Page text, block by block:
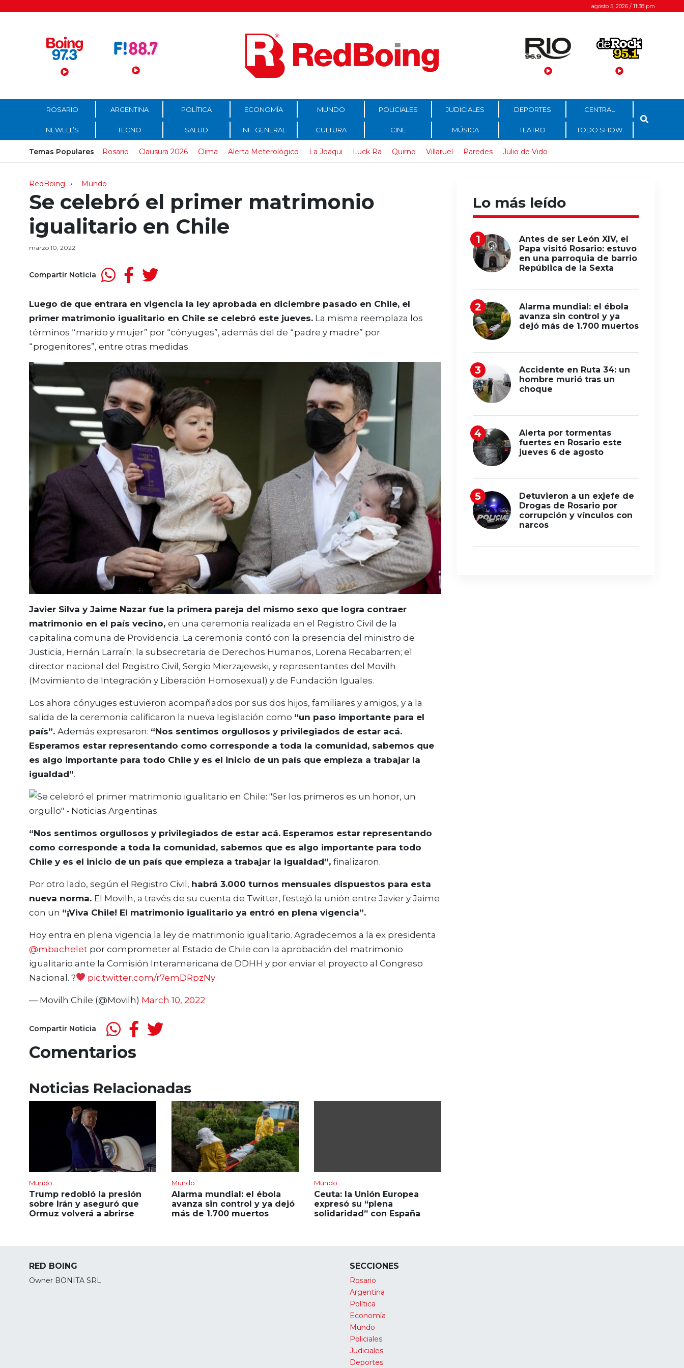
Menú Principal agosto 5, 2026 / 11:38 pm
ROSARIO ARGENTINA POLÍTICA ECONOMÍA MUNDO POLICIALES JUDICIALES DEPORTES CENTRAL
NEWELL’S TECNO SALUD INF. GENERAL CULTURA CINE MÚSICA TEATRO TODO SHOW
Temas Populares Rosario Clausura 2026 Clima Alerta Meterológico La Joaqui Luck Ra Quirno Villaruel Paredes Julio de Vido
RedBoing Mundo
Se celebró el primer matrimonio
igualitario en Chile
marzo 10, 2022
Compartir Noticia
Luego de que entrara en vigencia la ley aprobada en diciembre pasado en Chile, el
primer matrimonio igualitario en Chile se celebró este jueves. La misma reemplaza los
términos “marido y mujer” por “cónyuges”, además del de “padre y madre” por
“progenitores”, entre otras medidas.
Javier Silva y Jaime Nazar fue la primera pareja del mismo sexo que logra contraer
matrimonio en el país vecino, en una ceremonia realizada en el Registro Civil de la
capitalina comuna de Providencia. La ceremonia contó con la presencia del ministro de
Justicia, Hernán Larraín; la subsecretaria de Derechos Humanos, Lorena Recabarren; el
director nacional del Registro Civil, Sergio Mierzajewski, y representantes del Movilh
(Movimiento de Integración y Liberación Homosexual) y de Fundación Iguales.
Los ahora cónyuges estuvieron acompañados por sus dos hijos, familiares y amigos, y a la
salida de la ceremonia calificaron la nueva legislación como “un paso importante para el
país”. Además expresaron: “Nos sentimos orgullosos y privilegiados de estar acá.
Esperamos estar representando como corresponde a toda la comunidad, sabemos que
es algo importante para todo Chile y es el inicio de un país que empieza a trabajar la
igualdad”.
“Nos sentimos orgullosos y privilegiados de estar acá. Esperamos estar representando
como corresponde a toda la comunidad, sabemos que es algo importante para todo
Chile y es el inicio de un país que empieza a trabajar la igualdad”, finalizaron.
Por otro lado, según el Registro Civil, habrá 3.000 turnos mensuales dispuestos para esta
nueva norma. El Movilh, a través de su cuenta de Twitter, festejó la unión entre Javier y Jaime
con un “¡Viva Chile! El matrimonio igualitario ya entró en plena vigencia”.
Hoy entra en plena vigencia la ley de matrimonio igualitario. Agradecemos a la ex presidenta
@mbachelet por comprometer al Estado de Chile con la aprobación del matrimonio
igualitario ante la Comisión Interamericana de DDHH y por enviar el proyecto al Congreso
Nacional. ?
pic.twitter.com/r7emDRpzNy
— Movilh Chile (@Movilh) March 10, 2022
Compartir Noticia
Comentarios
Noticias Relacionadas
Mundo
Trump redobló la presión
sobre Irán y aseguró que
Ormuz volverá a abrirse
Mundo
Alarma mundial: el ébola
avanza sin control y ya dejó
más de 1.700 muertos
Mundo
Ceuta: la Unión Europea
expresó su “plena
solidaridad” con España
Lo más leído
Antes de ser León XIV, el
Papa visitó Rosario: estuvo
en una parroquia de barrio
República de la Sexta
Alarma mundial: el ébola
avanza sin control y ya
dejó más de 1.700 muertos
Accidente en Ruta 34: un
hombre murió tras un
choque
Alerta por tormentas
fuertes en Rosario este
jueves 6 de agosto
Detuvieron a un exjefe de
Drogas de Rosario por
corrupción y vínculos con
narcos
RED BOING
Owner BONITA SRL
SECCIONES
Rosario
Argentina
Política
Economía
Mundo
Policiales
Judiciales
Deportes